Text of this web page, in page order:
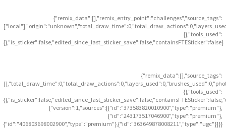
{"remix_data":[],"remix_entry_point":"challenges","source_tags":
{},"tools_used":
{},"is_sticker":false,"edited_since_last_sticker_save":false,"containsFTESticker":false}
{"remix_data":[],"source_tags":
{},"tools_used":
{"version":1,"sources":[{"id":"373583820010900","type":"premium"},
{"id":"243173517046900","type":"premium"},
{"id":"406803698002900","type":"premium"},{"id":"363649878008211","type":"ugc"}]}}